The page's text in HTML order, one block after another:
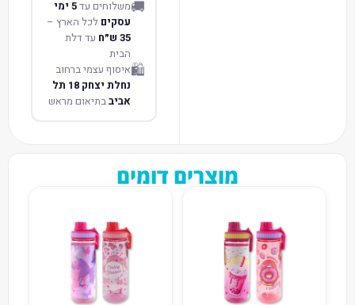
🚚משלוחים עד 5 ימי
עסקים לכל הארץ –
35 ש״ח
עד דלת
הבית
🛍️איסוף עצמי ברחוב
נחלת יצחק 18 תל
אביבבתיאום מראש
מוצרים דומים